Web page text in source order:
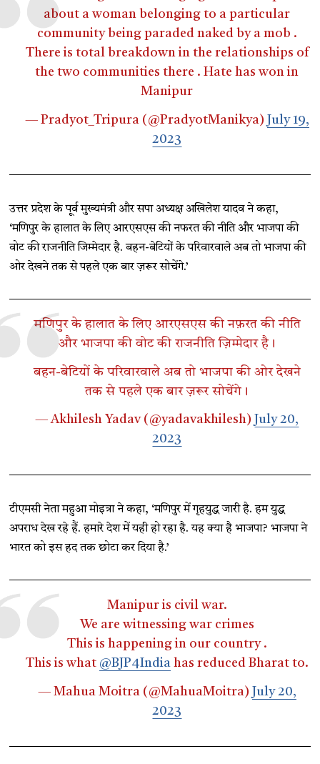
about a woman belonging to a particular
community being paraded naked by a mob .
There is total breakdown in the relationships of
the two communities there . Hate has won in
Manipur
— Pradyot_Tripura (@PradyotManikya)
July 19,
2023
उत्तर प्रदेश के पूर्व मुख्यमंत्री और सपा अध्यक्ष अखिलेश यादव ने कहा,
‘मणिपुर के हालात के लिए आरएसएस की नफरत की नीति और भाजपा की
वोट की राजनीति जिम्मेदार है. बहन-बेटियों के परिवारवाले अब तो भाजपा की
ओर देखने तक से पहले एक बार ज़रूर सोचेंगे.’
मणिपुर के हालात के लिए आरएसएस की नफ़रत की नीति
और भाजपा की वोट की राजनीति ज़िम्मेदार है।
बहन-बेटियों के परिवारवाले अब तो भाजपा की ओर देखने
तक से पहले एक बार ज़रूर सोचेंगे।
— Akhilesh Yadav (@yadavakhilesh)
July 20,
2023
टीएमसी नेता महुआ मोइत्रा ने कहा, ‘मणिपुर में गृहयुद्ध जारी है. हम युद्ध
अपराध देख रहे हैं. हमारे देश में यही हो रहा है. यह क्या है भाजपा? भाजपा ने
भारत को इस हद तक छोटा कर दिया है.’
Manipur is civil war.
We are witnessing war crimes
This is happening in our country .
This is what @BJP4Indiahas reduced Bharat to.
— Mahua Moitra (@MahuaMoitra)
July 20,
2023